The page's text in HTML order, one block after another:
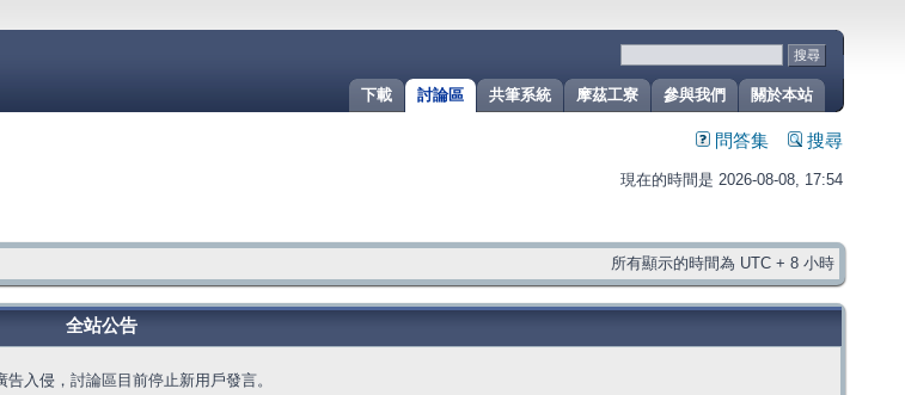
關於本站
參與我們
摩茲工寮
共筆系統
討論區
下載
問答集 搜尋
現在的時間是 2026-08-08, 17:54
所有顯示的時間為 UTC + 8 小時
全站公告
告入侵，討論區目前停止新用戶發言。